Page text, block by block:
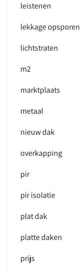
leistenen
lekkage opsporen
lichtstraten
m2
marktplaats
metaal
nieuw dak
overkapping
pir
pir isolatie
plat dak
platte daken
prijs